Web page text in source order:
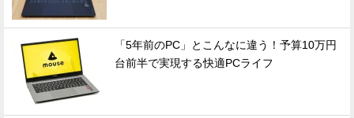
「5年前のPC」とこんなに違う！予算10万円
台前半で実現する快適PCライフ